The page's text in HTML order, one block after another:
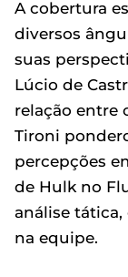
A cobertura
diversos
suas
Lúcio de
relação entre
Tironi
percepções
de Hulk no
análise
na equipe.